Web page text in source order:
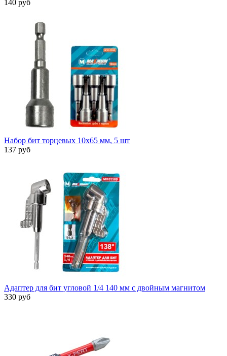
140 руб
Набор бит торцевых 10x65 мм, 5 шт
137 руб
Адаптер для бит угловой 1/4 140 мм с двойным магнитом
330 руб